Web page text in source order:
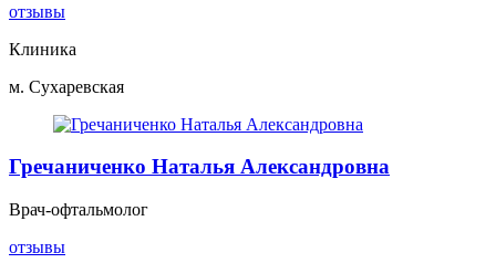
отзывы
Клиника
м. Сухаревская
Гречаниченко Наталья Александровна
Врач-офтальмолог
отзывы